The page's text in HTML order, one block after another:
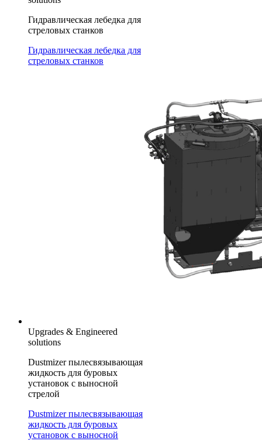
Гидравлическая лебедка для
стреловых станков
Гидравлическая лебедка для
стреловых станков
Upgrades & Engineered
solutions
Dustmizer пылесвязывающая
жидкость для буровых
установок с выносной
стрелой
Dustmizer пылесвязывающая
жидкость для буровых
установок с выносной